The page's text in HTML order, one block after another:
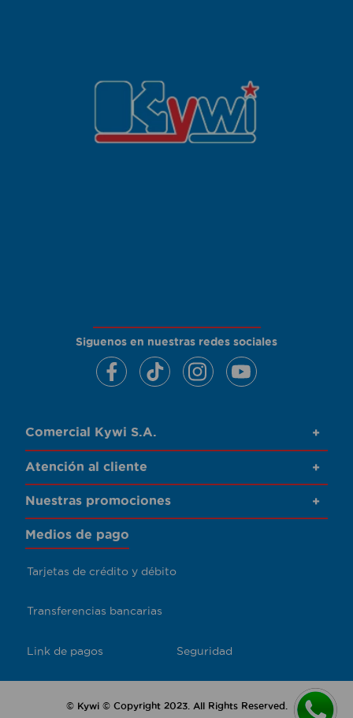
Siguenos en nuestras redes sociales
Comercial Kywi S.A. +
Atención al cliente +
Nuestras promociones +
Medios de pago
Tarjetas de crédito y débito
Transferencias bancarias
Link de pagos Seguridad
© Kywi © Copyright 2023. All Rights Reserved.